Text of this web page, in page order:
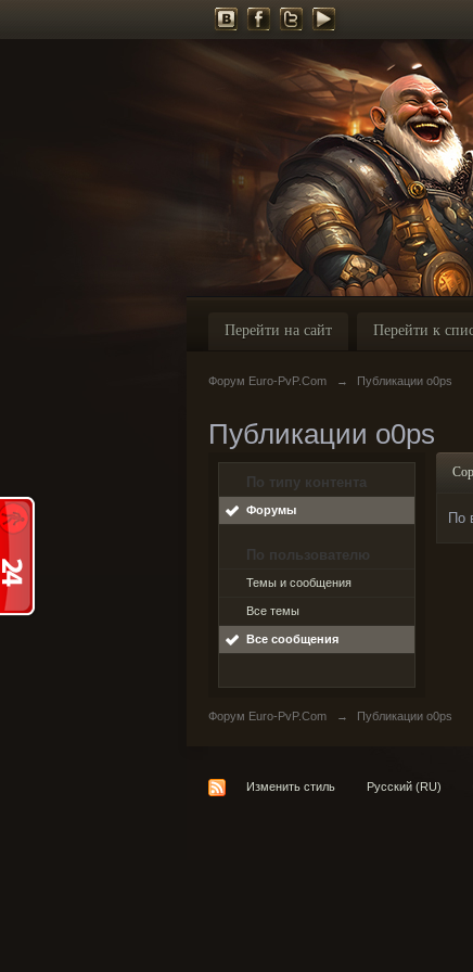
Перейти на сайт Перейти к
Форум Euro-PvP.Com → Публикации o0ps
Публикации o0ps
По типу контента
Форумы
По пользователю
Темы и сообщения
Все темы
Все сообщения
По
Форум Euro-PvP.Com → Публикации o0ps
Изменить стиль Русский (RU)